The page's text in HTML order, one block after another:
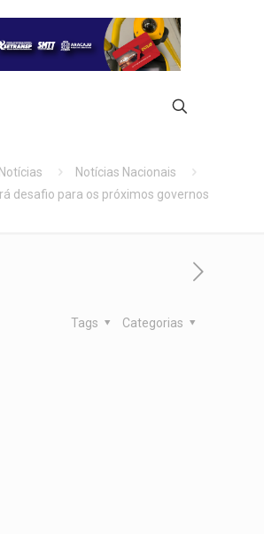
Notícias
Notícias Nacionais
desafio para os próximos governos
Categorias
Tags